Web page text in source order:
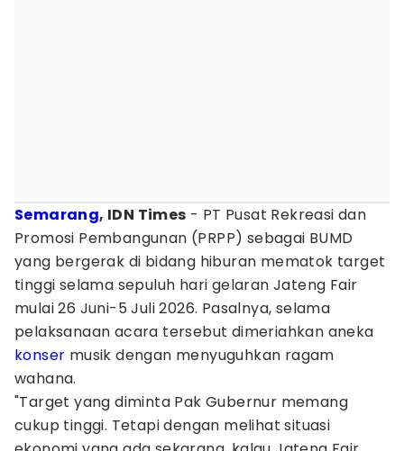
Semarang, IDN Times - PT Pusat Rekreasi dan
Promosi Pembangunan (PRPP) sebagai BUMD
yang bergerak di bidang hiburan mematok target
tinggi selama sepuluh hari gelaran Jateng Fair
mulai 26 Juni-5 Juli 2026. Pasalnya, selama
pelaksanaan acara tersebut dimeriahkan aneka
konser musik dengan menyuguhkan ragam
wahana.
"Target yang diminta Pak Gubernur memang
cukup tinggi. Tetapi dengan melihat situasi